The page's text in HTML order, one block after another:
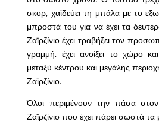
σκορ, χαϊδεύει τη μπάλα με το
μπροστά του για να έχει τα
Ζαϊρζίνιο έχει τραβήξει τον
γραμμή, έχει ανοίξει το χώρο
μεταξύ κέντρου και μεγάλης
Ζαϊρζίνιο.
Όλοι περιμένουν την πάσα
Ζαϊρζίνιο που έχει πάρει σωστά τα